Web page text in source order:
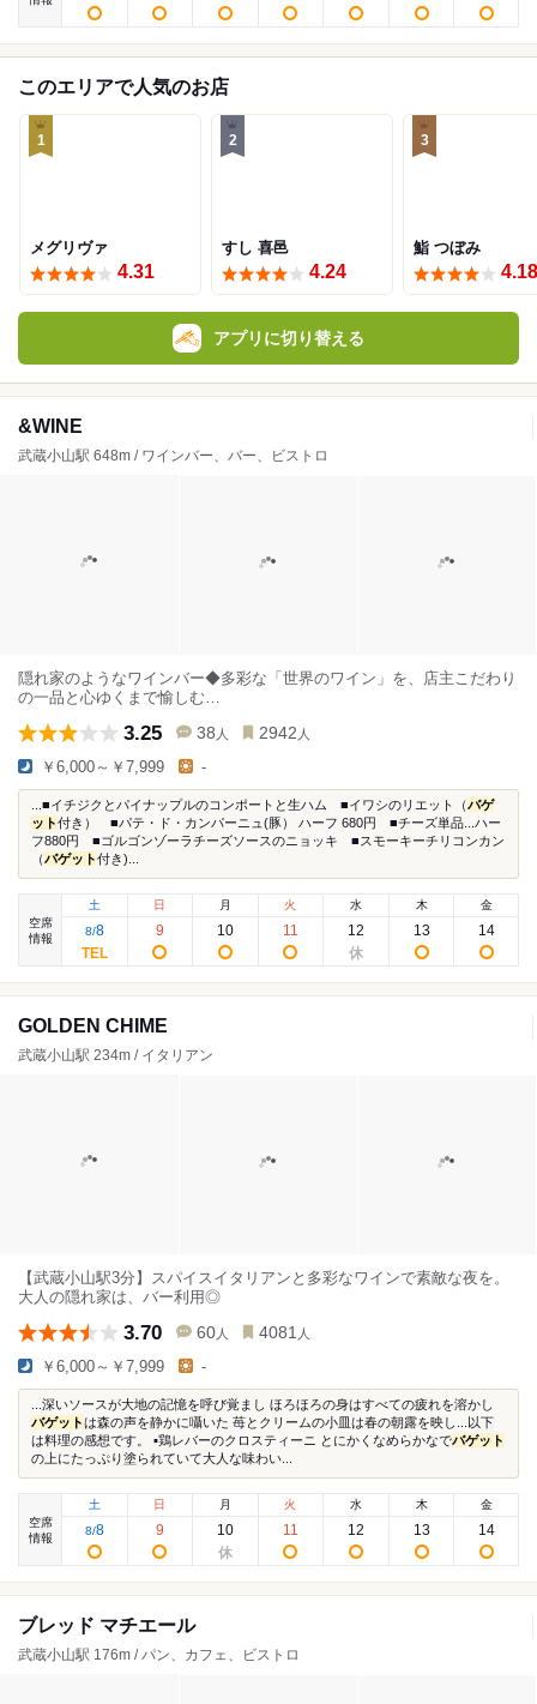
このエリアで人気のお店
1
メグリヴァ
4.31
2
すし 喜邑
4.24
3
鮨 つぼみ
4.18
アプリに切り替える
&WINE
武蔵小山駅 648m / ワインバー、バー、ビストロ
隠れ家のようなワインバー◆多彩な「世界のワイン」を、店主こだわり
の一品と心ゆくまで愉しむ…
3.25 38 人 2942 人
￥6,000～￥7,999 -
...■イチジクとパイナップルのコンポートと生ハム ■イワシのリエット（バゲ
ット付き） ■パテ・ド・カンパーニュ(豚） ハーフ 680円 ■チーズ単品...ハー
フ880円 ■ゴルゴンゾーラチーズソースのニョッキ ■スモーキーチリコンカン
（バゲット付き)...
空席
情報
土
8/8
日
9
月
10
火
11
水
12
木
13
金
14
GOLDEN CHIME
武蔵小山駅 234m / イタリアン
【武蔵小山駅3分】スパイスイタリアンと多彩なワインで素敵な夜を。
大人の隠れ家は、バー利用◎
3.70 60 人 4081 人
￥6,000～￥7,999 -
...深いソースが大地の記憶を呼び覚まし ほろほろの身はすべての疲れを溶かし
バゲットは森の声を静かに囁いた 苺とクリームの小皿は春の朝露を映し...以下
は料理の感想です。 ▪︎鶏レバーのクロスティーニ とにかくなめらかなでバゲット
の上にたっぷり塗られていて大人な味わい...
空席
情報
土
8/8
日
9
月
10
火
11
水
12
木
13
金
14
ブレッド マチエール
武蔵小山駅 176m / パン、カフェ、ビストロ